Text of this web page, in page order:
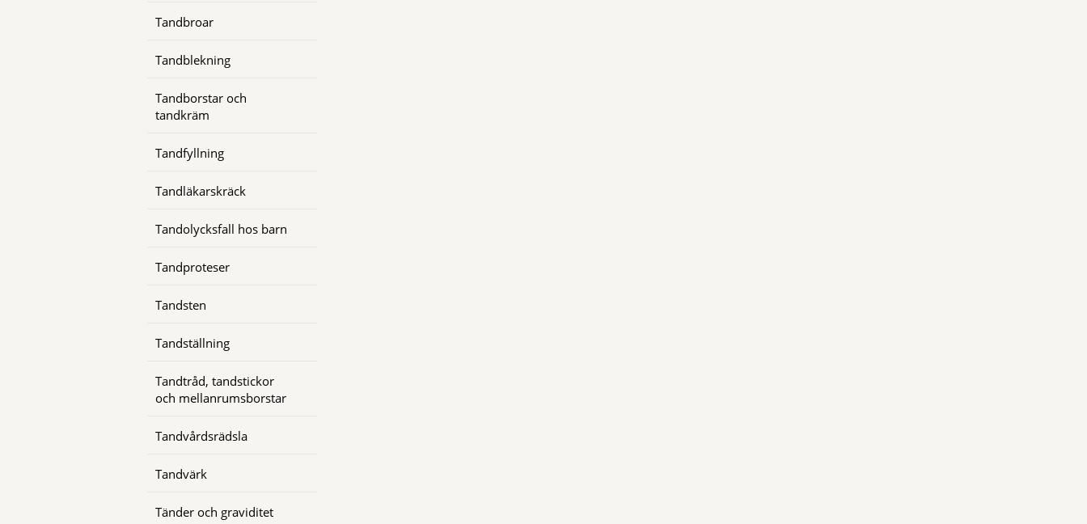
Tandbroar
Tandblekning
Tandborstar och
tandkräm
Tandfyllning
Tandläkarskräck
Tandolycksfall hos barn
Tandproteser
Tandsten
Tandställning
Tandtråd, tandstickor
och mellanrumsborstar
Tandvårdsrädsla
Tandvärk
Tänder och graviditet